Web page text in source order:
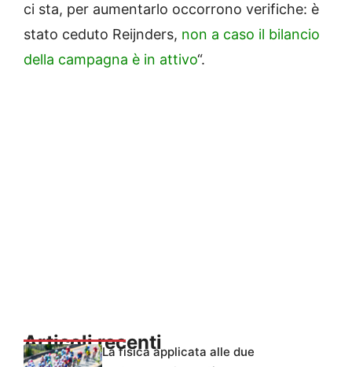
ci sta, per aumentarlo occorrono verifiche: è
stato ceduto Reijnders, non a caso il bilancio
della campagna è in attivo“.
Articoli recentiLa fisica applicata alle due